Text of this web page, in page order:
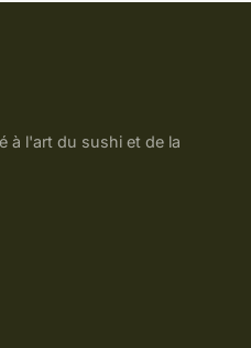
à l'art du sushi et de la